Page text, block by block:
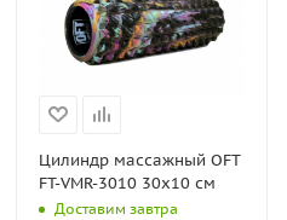
Цилиндр массажный OFT
FT-VMR-3010 30х10 см
Доставим завтра